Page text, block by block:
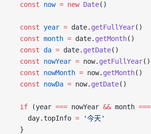
  const
now = new Date()
  const
year = date. getFullYear()
  const
month = date. getMonth()
  const
da = date. getDate()
  const
nowYear = now. getFullYear()
  const
nowMonth = now. getMonth()
  const
nowDa = now. getDate()
  if
(year === nowYear && month ===
    day.topInfo
= '今天'
  }